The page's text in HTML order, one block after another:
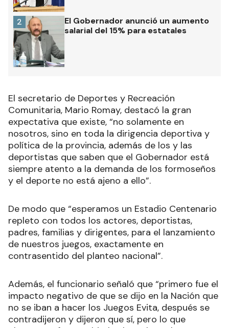
El Gobernador anunció un aumento
salarial del 15% para estatales
2
El secretario de Deportes y Recreación
Comunitaria, Mario Romay, destacó la gran
expectativa que existe, “no solamente en
nosotros, sino en toda la dirigencia deportiva y
política de la provincia, además de los y las
deportistas que saben que el Gobernador está
siempre atento a la demanda de los formoseños
y el deporte no está ajeno a ello”.
De modo que “esperamos un Estadio Centenario
repleto con todos los actores, deportistas,
padres, familias y dirigentes, para el lanzamiento
de nuestros juegos, exactamente en
contrasentido del planteo nacional”.
Además, el funcionario señaló que “primero fue el
impacto negativo de que se dijo en la Nación que
no se iban a hacer los Juegos Evita, después se
contradijeron y dijeron que sí, pero lo que